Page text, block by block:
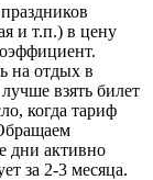
и т.п.) в цену
на отдых в
взять билет
когда тариф
дни активно
за 2-3 месяца.